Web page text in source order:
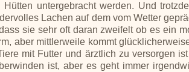
untergebracht werden. Und
Lachen auf dem vom Wetter
sie sehr oft daran zweifelt ob es ein
aber mittlerweile kommt
mit Futter und ärztlich zu versorgen
ist, aber es geht immer